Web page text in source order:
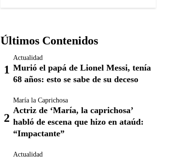
Últimos Contenidos
Actualidad
Murió el papá de Lionel Messi, tenía
68 años: esto se sabe de su deceso
María la Caprichosa
Actriz de ‘María, la caprichosa’
habló de escena que hizo en ataúd:
“Impactante”
Actualidad